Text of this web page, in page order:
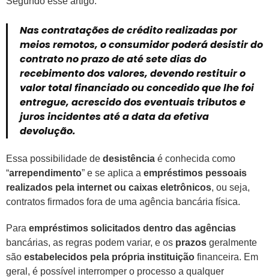
Nas contratações de crédito realizadas por
meios remotos, o consumidor poderá desistir do
contrato no prazo de até sete dias do
recebimento dos valores, devendo restituir o
valor total financiado ou concedido que lhe foi
entregue, acrescido dos eventuais tributos e
juros incidentes até a data da efetiva
devolução.
Essa possibilidade de desistência é conhecida como
“arrependimento” e se aplica a empréstimos pessoais
realizados pela internet ou caixas eletrônicos, ou seja,
contratos firmados fora de uma agência bancária física.
Para empréstimos solicitados dentro das agências
bancárias, as regras podem variar, e os prazos geralmente
são estabelecidos pela própria instituição financeira. Em
geral, é possível interromper o processo a qualquer